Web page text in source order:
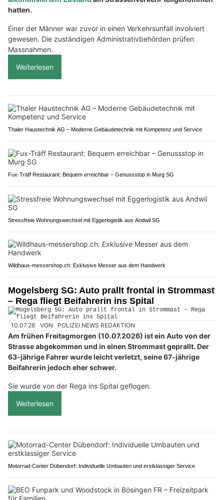
hatten.
Einer der Männer war zuvor in einen Verkehrsunfall involviert
gewesen. Die zuständigen Administrativbehörden prüfen
Massnahmen.
Weiterlesen
Thaler Haustechnik AG – Moderne Gebäudetechnik mit Kompetenz und Service
Fux-Träff Restaurant: Bequem erreichbar – Genussstop in Murg SG
Stressfreie Wohnungswechsel mit Eggerlogistik aus Andwil SG
Wildhaus-messershop.ch: Exklusive Messer aus dem Handwerk
Mogelsberg SG: Auto prallt frontal in Strommast
– Rega fliegt Beifahrerin ins Spital
10.07.26 VON POLIZEI.NEWS REDAKTION
Am frühen Freitagmorgen (10.07.2026) ist ein Auto von der
Strasse abgekommen und in einen Strommast geprallt. Der
63-jährige Fahrer wurde leicht verletzt, seine 67-jährige
Beifahrerin jedoch eher schwer.
Sie wurde von der Rega ins Spital geflogen.
Weiterlesen
Motorrad-Center Dübendorf: Individuelle Umbauten und erstklassiger Service